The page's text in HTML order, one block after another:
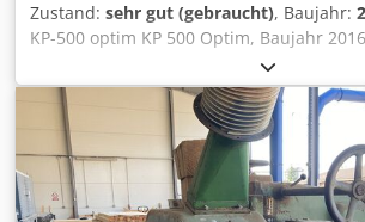
Zustand: sehr gut (gebraucht), Baujahr:
KP-500 optim KP 500 Optim, Baujahr
Einlauftisches: 5,2 m - Hauptmotor: 5,5
Auslauftisches: 6,0 m (bei Bedarf
Produktion, sehr wenig benutzt (kaum
weitere Informationen siehe Link Crsdoy